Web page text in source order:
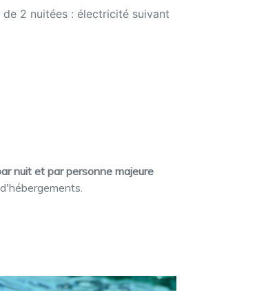
2 nuitées : électricité suivant
nuit et par personne majeure